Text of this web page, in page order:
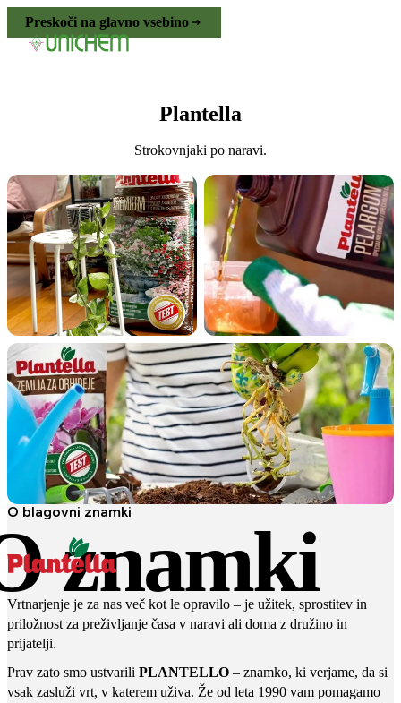
Preskoči na glavno vsebino
Plantella
Strokovnjaki po naravi.
znamki
O blagovni znamki
Vrtnarjenje je za nas več kot le opravilo – je užitek, sprostitev in
priložnost za preživljanje časa v naravi ali doma z družino in
prijatelji.
Prav zato smo ustvarili PLANTELLO – znamko, ki verjame, da si
vsak zasluži vrt, v katerem uživa. Že od leta 1990 vam pomagamo